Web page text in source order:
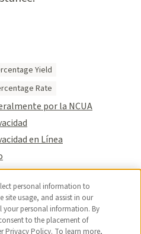
Yield
Rate
por la NCUA
en Línea
Uso
Reservados
personal information to
site usage, and assist in our
your personal information. By
to the placement of
Privacy Policy. To learn more,